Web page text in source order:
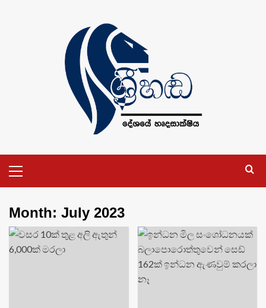
Menu
Month: July 2023